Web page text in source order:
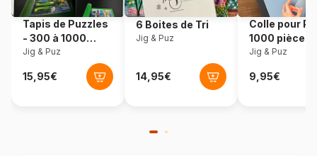
Dimensions 67 x 48 cm
Tapis de Puzzles
- 300 à 1000
pièces
Jig & Puz
6 Boites de Tri
Jig & Puz
Colle pour
1000 pièces
Jig & Puz